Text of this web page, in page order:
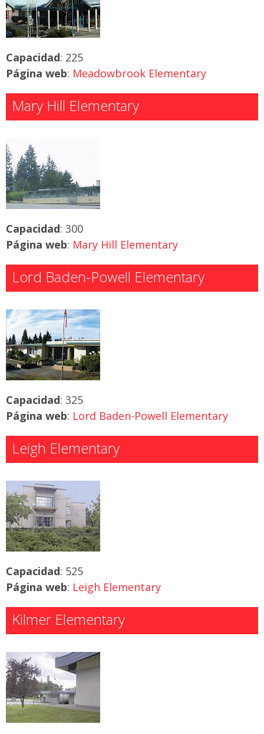
Capacidad: 225
Página web: Meadowbrook Elementary
Mary Hill Elementary
Capacidad: 300
Página web: Mary Hill Elementary
Lord Baden-Powell Elementary
Capacidad: 325
Página web: Lord Baden-Powell Elementary
Leigh Elementary
Capacidad: 525
Página web: Leigh Elementary
Kilmer Elementary